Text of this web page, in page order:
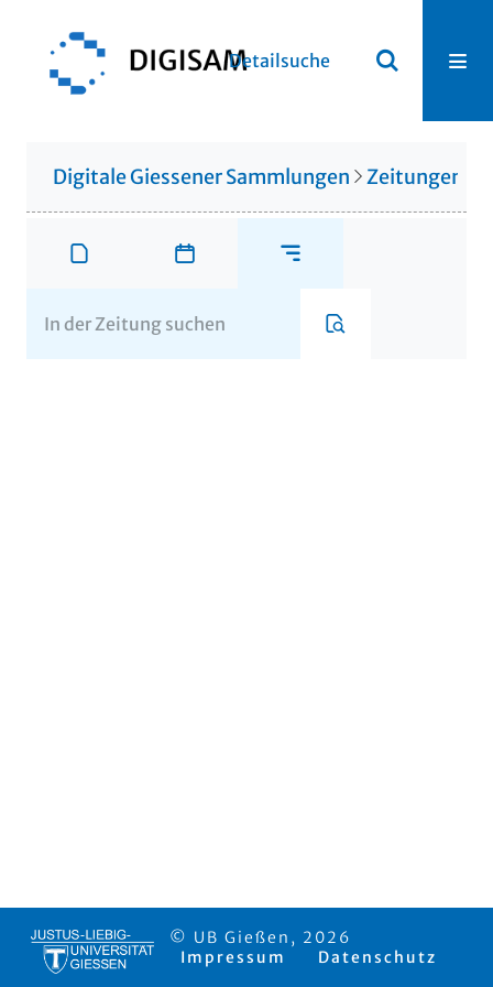
Detailsuche
Digitale Giessener Sammlungen Zeitungen
© UB Gießen, 2026
Impressum
Datenschutz